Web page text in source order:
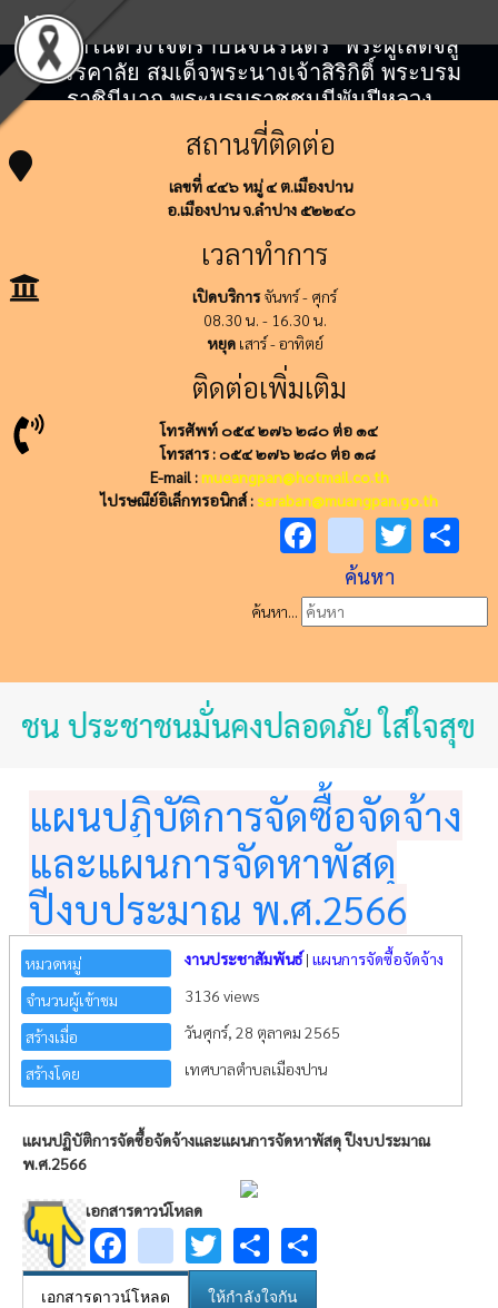
"สถิตในดวงใจตราบนิจนิรันดร์" พระผู้เสด็จสู่
สวรรคาลัย สมเด็จพระนางเจ้าสิริกิติ์ พระบรม
ราชินีนาถ พระบรมราชชนนีพันปีหลวง
สถานที่ติดต่อ
เลขที่ ๔๔๖ หมู่ ๔ ต.เมืองปาน
อ.เมืองปาน จ.ลำปาง ๕๒๒๔๐
เวลาทำการ
เปิดบริการจันทร์ - ศุกร์
08.30 น. - 16.30 น.
หยุดเสาร์ - อาทิตย์
ติดต่อเพิ่มเติม
โทรศัพท์ ๐๕๔ ๒๗๖ ๒๘๐ ต่อ ๑๔
โทรสาร : ๐๕๔ ๒๗๖ ๒๘๐ ต่อ ๑๘
E-mail :mueangpan@hotmail.co.th
ไปรษณีย์อิเล็กทรอนิกส์ : saraban@muangpan.go.th
Facebook
youtube
ค้นหา
ค้นหา...
ประชาชนมั่นคงปลอดภัย ใส่ใจสุขภา
แผนปฏิบัติการจัดซื้อจัดจ้าง
และแผนการจัดหาพัสดุ
ปีงบประมาณ พ.ศ.2566
หมวดหมู่ งานประชาสัมพันธ์| แผนการจัดซื้อจัดจ้าง
จำนวนผู้เข้าชม 3136 views
สร้างเมื่อ วันศุกร์, 28 ตุลาคม 2565
สร้างโดย เทศบาลตำบลเมืองปาน
แผนปฏิบัติการจัดซื้อจัดจ้างและแผนการจัดหาพัสดุ ปีงบประมาณ
พ.ศ.2566
เอกสารดาวน์โหลด
Facebook
youtube
Twitter
Share
เอกสารดาวน์โหลด ให้กำลังใจกัน
Menu